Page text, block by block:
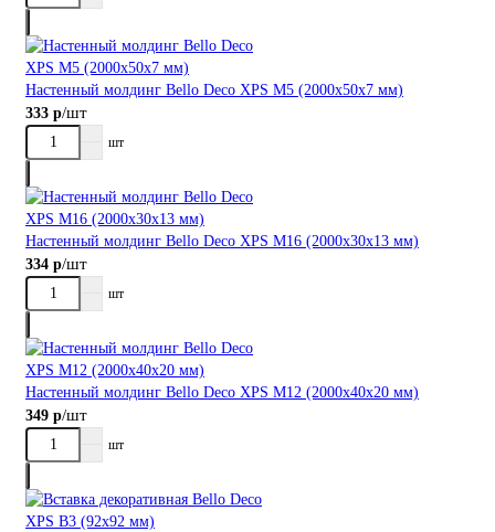
Настенный молдинг Bellо Deco XPS М5 (2000х50х7 мм)
333 р/шт
шт
Настенный молдинг Bellо Deco XPS М16 (2000х30х13 мм)
334 р/шт
шт
Настенный молдинг Bellо Deco XPS М12 (2000х40х20 мм)
349 р/шт
шт